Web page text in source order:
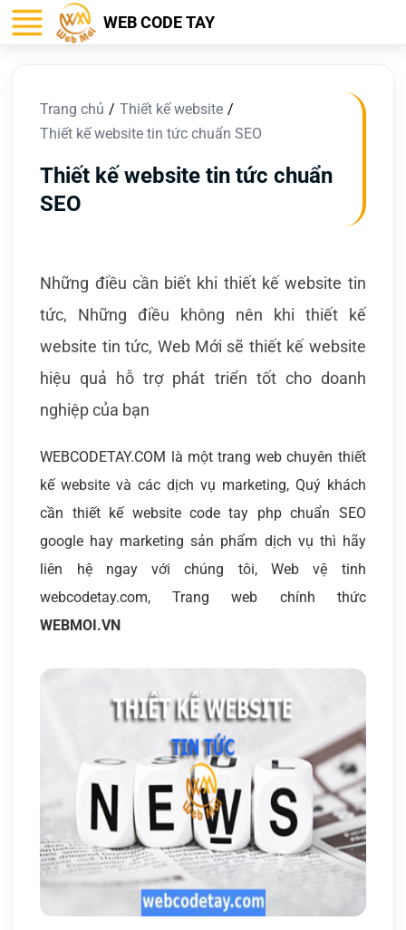
WEB CODE TAY
Trang chủ
Thiết kế website
Thiết kế website tin tức chuẩn SEO
Thiết kế website tin tức chuẩn
SEO
Những điều cần biết khi thiết kế website tin
tức, Những điều không nên khi thiết kế
website tin tức, Web Mới sẽ thiết kế website
hiệu quả hỗ trợ phát triển tốt cho doanh
nghiệp của bạn
WEBCODETAY.COM là một trang web chuyên thiết
kế website và các dịch vụ marketing, Quý khách
cần thiết kế website code tay php chuẩn SEO
google hay marketing sản phẩm dịch vụ thì hãy
liên hệ ngay với chúng tôi, Web vệ tinh
webcodetay.com, Trang web chính thức
WEBMOI.VN